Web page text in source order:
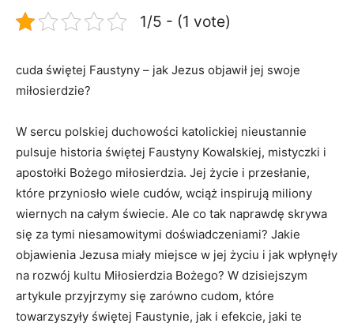
1/5 - (1 vote)
cuda świętej Faustyny – jak Jezus objawił jej swoje
miłosierdzie?
W sercu polskiej duchowości katolickiej nieustannie
‌pulsuje historia‌ świętej Faustyny Kowalskiej, ⁢mistyczki i
apostołki ‌Bożego miłosierdzia. Jej życie‌ i przesłanie,
które ⁤przyniosło wiele cudów, wciąż inspirują miliony
wiernych na całym świecie. Ale co tak ‌naprawdę skrywa
się za tymi niesamowitymi doświadczeniami? Jakie
objawienia Jezusa miały miejsce ​w ‍jej życiu i jak wpłynęły
na rozwój kultu ⁢Miłosierdzia Bożego? W dzisiejszym
artykule ‍przyjrzymy się zarówno cudom, które
towarzyszyły świętej Faustynie, jak i efekcie, jaki te